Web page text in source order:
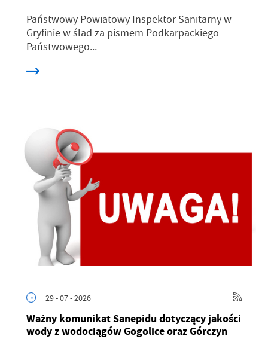
Państwowy Powiatowy Inspektor Sanitarny w
Gryfinie w ślad za pismem Podkarpackiego
Państwowego...
29 - 07 - 2026
Ważny komunikat Sanepidu dotyczący jakości
wody z wodociągów Gogolice oraz Górczyn